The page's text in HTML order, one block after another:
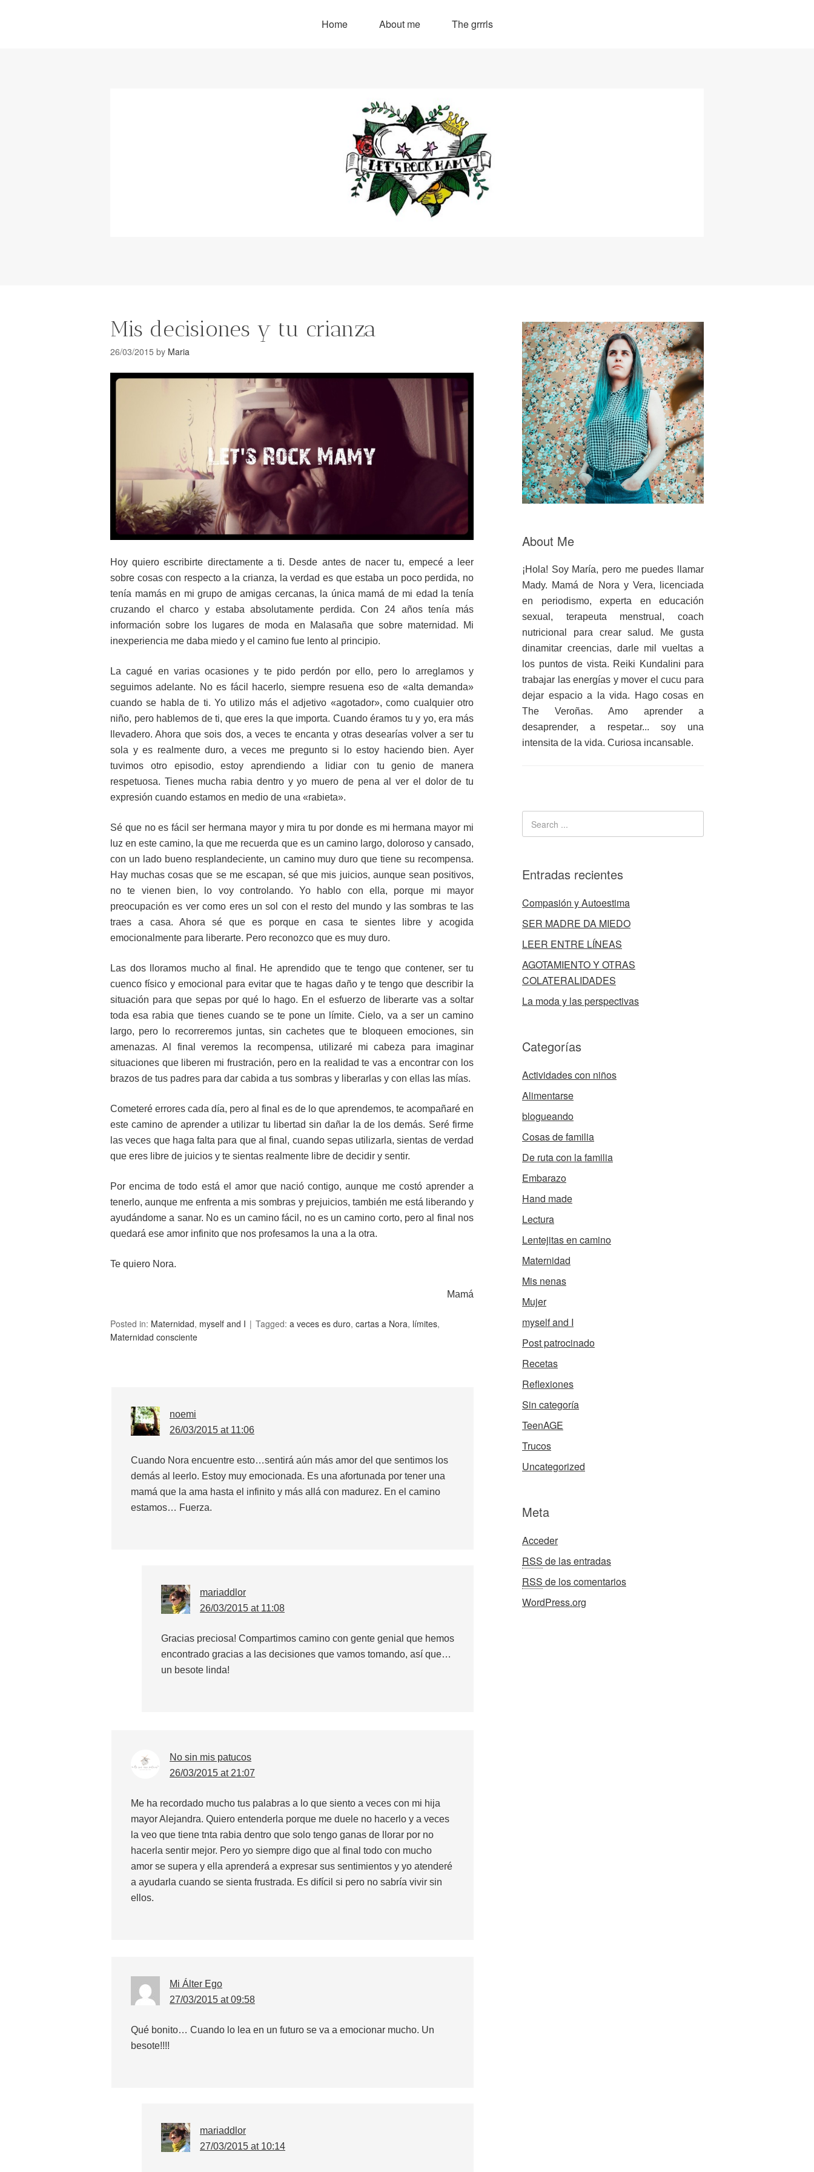
Home About me The grrrls
Mis decisiones y tu crianza
26/03/2015 by Maria
Hoy quiero escribirte directamente a ti. Desde antes de nacer tu, empecé a leer
sobre cosas con respecto a la crianza, la verdad es que estaba un poco perdida, no
tenía mamás en mi grupo de amigas cercanas, la única mamá de mi edad la tenía
cruzando el charco y estaba absolutamente perdida. Con 24 años tenía más
información sobre los lugares de moda en Malasaña que sobre maternidad. Mi
inexperiencia me daba miedo y el camino fue lento al principio.
La cagué en varias ocasiones y te pido perdón por ello, pero lo arreglamos y
seguimos adelante. No es fácil hacerlo, siempre resuena eso de «alta demanda»
cuando se habla de ti. Yo utilizo más el adjetivo «agotador», como cualquier otro
niño, pero hablemos de ti, que eres la que importa. Cuando éramos tu y yo, era más
llevadero. Ahora que sois dos, a veces te encanta y otras desearías volver a ser tu
sola y es realmente duro, a veces me pregunto si lo estoy haciendo bien. Ayer
tuvimos otro episodio, estoy aprendiendo a lidiar con tu genio de manera
respetuosa. Tienes mucha rabia dentro y yo muero de pena al ver el dolor de tu
expresión cuando estamos en medio de una «rabieta».
Sé que no es fácil ser hermana mayor y mira tu por donde es mi hermana mayor mi
luz en este camino, la que me recuerda que es un camino largo, doloroso y cansado,
con un lado bueno resplandeciente, un camino muy duro que tiene su recompensa.
Hay muchas cosas que se me escapan, sé que mis juicios, aunque sean positivos,
no te vienen bien, lo voy controlando. Yo hablo con ella, porque mi mayor
preocupación es ver como eres un sol con el resto del mundo y las sombras te las
traes a casa. Ahora sé que es porque en casa te sientes libre y acogida
emocionalmente para liberarte. Pero reconozco que es muy duro.
Las dos lloramos mucho al final. He aprendido que te tengo que contener, ser tu
cuenco físico y emocional para evitar que te hagas daño y te tengo que describir la
situación para que sepas por qué lo hago. En el esfuerzo de liberarte vas a soltar
toda esa rabia que tienes cuando se te pone un límite. Cielo, va a ser un camino
largo, pero lo recorreremos juntas, sin cachetes que te bloqueen emociones, sin
amenazas. Al final veremos la recompensa, utilizaré mi cabeza para imaginar
situaciones que liberen mi frustración, pero en la realidad te vas a encontrar con los
brazos de tus padres para dar cabida a tus sombras y liberarlas y con ellas las mías.
Cometeré errores cada día, pero al final es de lo que aprendemos, te acompañaré en
este camino de aprender a utilizar tu libertad sin dañar la de los demás. Seré firme
las veces que haga falta para que al final, cuando sepas utilizarla, sientas de verdad
que eres libre de juicios y te sientas realmente libre de decidir y sentir.
Por encima de todo está el amor que nació contigo, aunque me costó aprender a
tenerlo, aunque me enfrenta a mis sombras y prejuicios, también me está liberando y
ayudándome a sanar. No es un camino fácil, no es un camino corto, pero al final nos
quedará ese amor infinito que nos profesamos la una a la otra.
Te quiero Nora.
Mamá
Posted in: Maternidad, myself and I Tagged: a veces es duro, cartas a Nora, límites,
Maternidad consciente
noemi
26/03/2015 at 11:06
Cuando Nora encuentre esto…sentirá aún más amor del que sentimos los
demás al leerlo. Estoy muy emocionada. Es una afortunada por tener una
mamá que la ama hasta el infinito y más allá con madurez. En el camino
estamos… Fuerza.
mariaddlor
26/03/2015 at 11:08
Gracias preciosa! Compartimos camino con gente genial que hemos
encontrado gracias a las decisiones que vamos tomando, así que…
un besote linda!
No sin mis patucos
26/03/2015 at 21:07
Me ha recordado mucho tus palabras a lo que siento a veces con mi hija
mayor Alejandra. Quiero entenderla porque me duele no hacerlo y a veces
la veo que tiene tnta rabia dentro que solo tengo ganas de llorar por no
hacerla sentir mejor. Pero yo siempre digo que al final todo con mucho
amor se supera y ella aprenderá a expresar sus sentimientos y yo atenderé
a ayudarla cuando se sienta frustrada. Es difícil si pero no sabría vivir sin
ellos.
Mi Álter Ego
27/03/2015 at 09:58
Qué bonito… Cuando lo lea en un futuro se va a emocionar mucho. Un
besote!!!!
mariaddlor
27/03/2015 at 10:14
About Me
¡Hola! Soy María, pero me puedes llamar
Mady. Mamá de Nora y Vera, licenciada
en periodismo, experta en educación
sexual, terapeuta menstrual, coach
nutricional para crear salud. Me gusta
dinamitar creencias, darle mil vueltas a
los puntos de vista. Reiki Kundalini para
trabajar las energías y mover el cucu para
dejar espacio a la vida. Hago cosas en
The Veroñas. Amo aprender a
desaprender, a respetar... soy una
intensita de la vida. Curiosa incansable.
Entradas recientes
Compasión y Autoestima
SER MADRE DA MIEDO
LEER ENTRE LÍNEAS
AGOTAMIENTO Y OTRAS
COLATERALIDADES
La moda y las perspectivas
Categorías
Actividades con niños
Alimentarse
blogueando
Cosas de familia
De ruta con la familia
Embarazo
Hand made
Lectura
Lentejitas en camino
Maternidad
Mis nenas
Mujer
myself and I
Post patrocinado
Recetas
Reflexiones
Sin categoría
TeenAGE
Trucos
Uncategorized
Meta
Acceder
RSS de las entradas
RSS de los comentarios
WordPress.org